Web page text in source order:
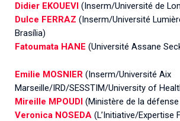
Didier EKOUEVI (Inserm/Université de
Dulce FERRAZ (Inserm/Université
Brasília)
Fatoumata HANE (Université Assane
Emilie MOSNIER (Inserm/Université Aix
Marseille/IRD/SESSTIM/University of
Mireille MPOUDI (Ministère de la
Veronica NOSEDA (L’Initiative/Expertise